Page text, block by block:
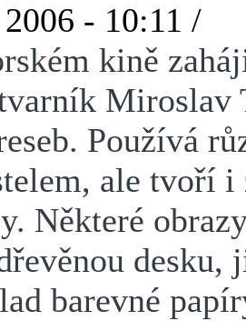
- 10:11 /
kině
Miroslav
Používá
ale tvoří i
Některé
desku,
barevné